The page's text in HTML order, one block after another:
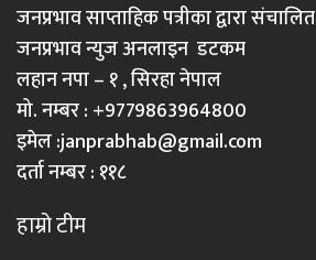
जनप्रभाव साप्ताहिक पत्रीका द्वारा संचालित
जनप्रभाव न्युज अनलाइन डटकम
लहान नपा – १ , सिरहा नेपाल
मो. नम्बर : +9779863964800
इमेल :janprabhab@gmail.com
दर्ता नम्बर : ११८
हाम्रो टीम